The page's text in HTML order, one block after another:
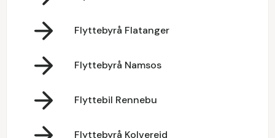
Flyttebyrå Flatanger
Flyttebyrå Namsos
Flyttebil Rennebu
Flyttebyrå Kolvereid